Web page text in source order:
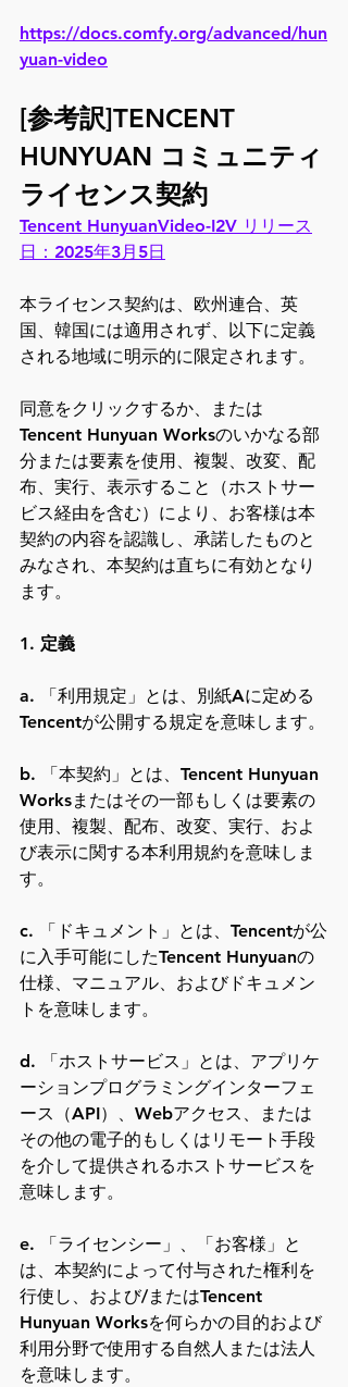
https://docs.comfy.org/advanced/hun
yuan-video
[参考訳]TENCENT
HUNYUAN コミュニティ
ライセンス契約
Tencent HunyuanVideo-I2V リリース
日：2025年3月5日
本ライセンス契約は、欧州連合、英
国、韓国には適用されず、以下に定義
される地域に明示的に限定されます。
同意をクリックするか、または
Tencent Hunyuan Worksのいかなる部
分または要素を使用、複製、改変、配
布、実行、表示すること（ホストサー
ビス経由を含む）により、お客様は本
契約の内容を認識し、承諾したものと
みなされ、本契約は直ちに有効となり
ます。
1. 定義
a. 「利用規定」とは、別紙Aに定める
Tencentが公開する規定を意味します。
b. 「本契約」とは、Tencent Hunyuan
Worksまたはその一部もしくは要素の
使用、複製、配布、改変、実行、およ
び表示に関する本利用規約を意味しま
す。
c. 「ドキュメント」とは、Tencentが公
に入手可能にしたTencent Hunyuanの
仕様、マニュアル、およびドキュメン
トを意味します。
d. 「ホストサービス」とは、アプリケ
ーションプログラミングインターフェ
ース（API）、Webアクセス、または
その他の電子的もしくはリモート手段
を介して提供されるホストサービスを
意味します。
e. 「ライセンシー」、「お客様」と
は、本契約によって付与された権利を
行使し、および/またはTencent
Hunyuan Worksを何らかの目的および
利用分野で使用する自然人または法人
を意味します。